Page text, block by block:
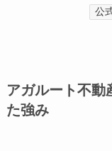
公
アガルート不動
た強み